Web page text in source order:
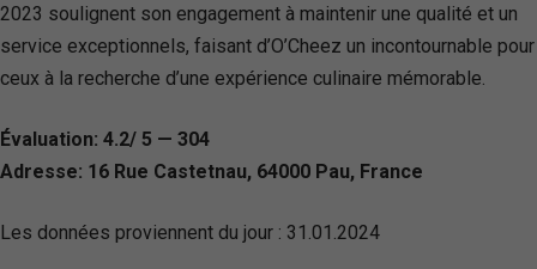
2023 soulignent son engagement à maintenir une qualité et un
service exceptionnels, faisant d’O’Cheez un incontournable pour
ceux à la recherche d’une expérience culinaire mémorable.
Évaluation: 4.2/ 5 — 304
Adresse: 16 Rue Castetnau, 64000 Pau, France
Les données proviennent du jour : 31.01.2024